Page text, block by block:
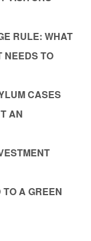
RULE: WHAT
NEEDS TO
CASES
AN
A GREEN